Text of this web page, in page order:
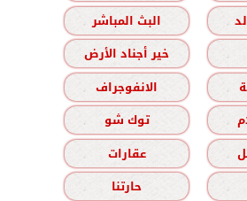
البث المباشر
خير أجناد الأرض
الانفوجراف
توك شو
عقارات
حارتنا